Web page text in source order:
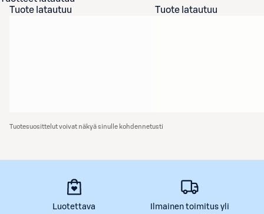
Tuote latautuu
Tuote latautuu
Tuotesuosittelut voivat näkyä sinulle kohdennetusti
Luotettava
Ilmainen toimitus yli